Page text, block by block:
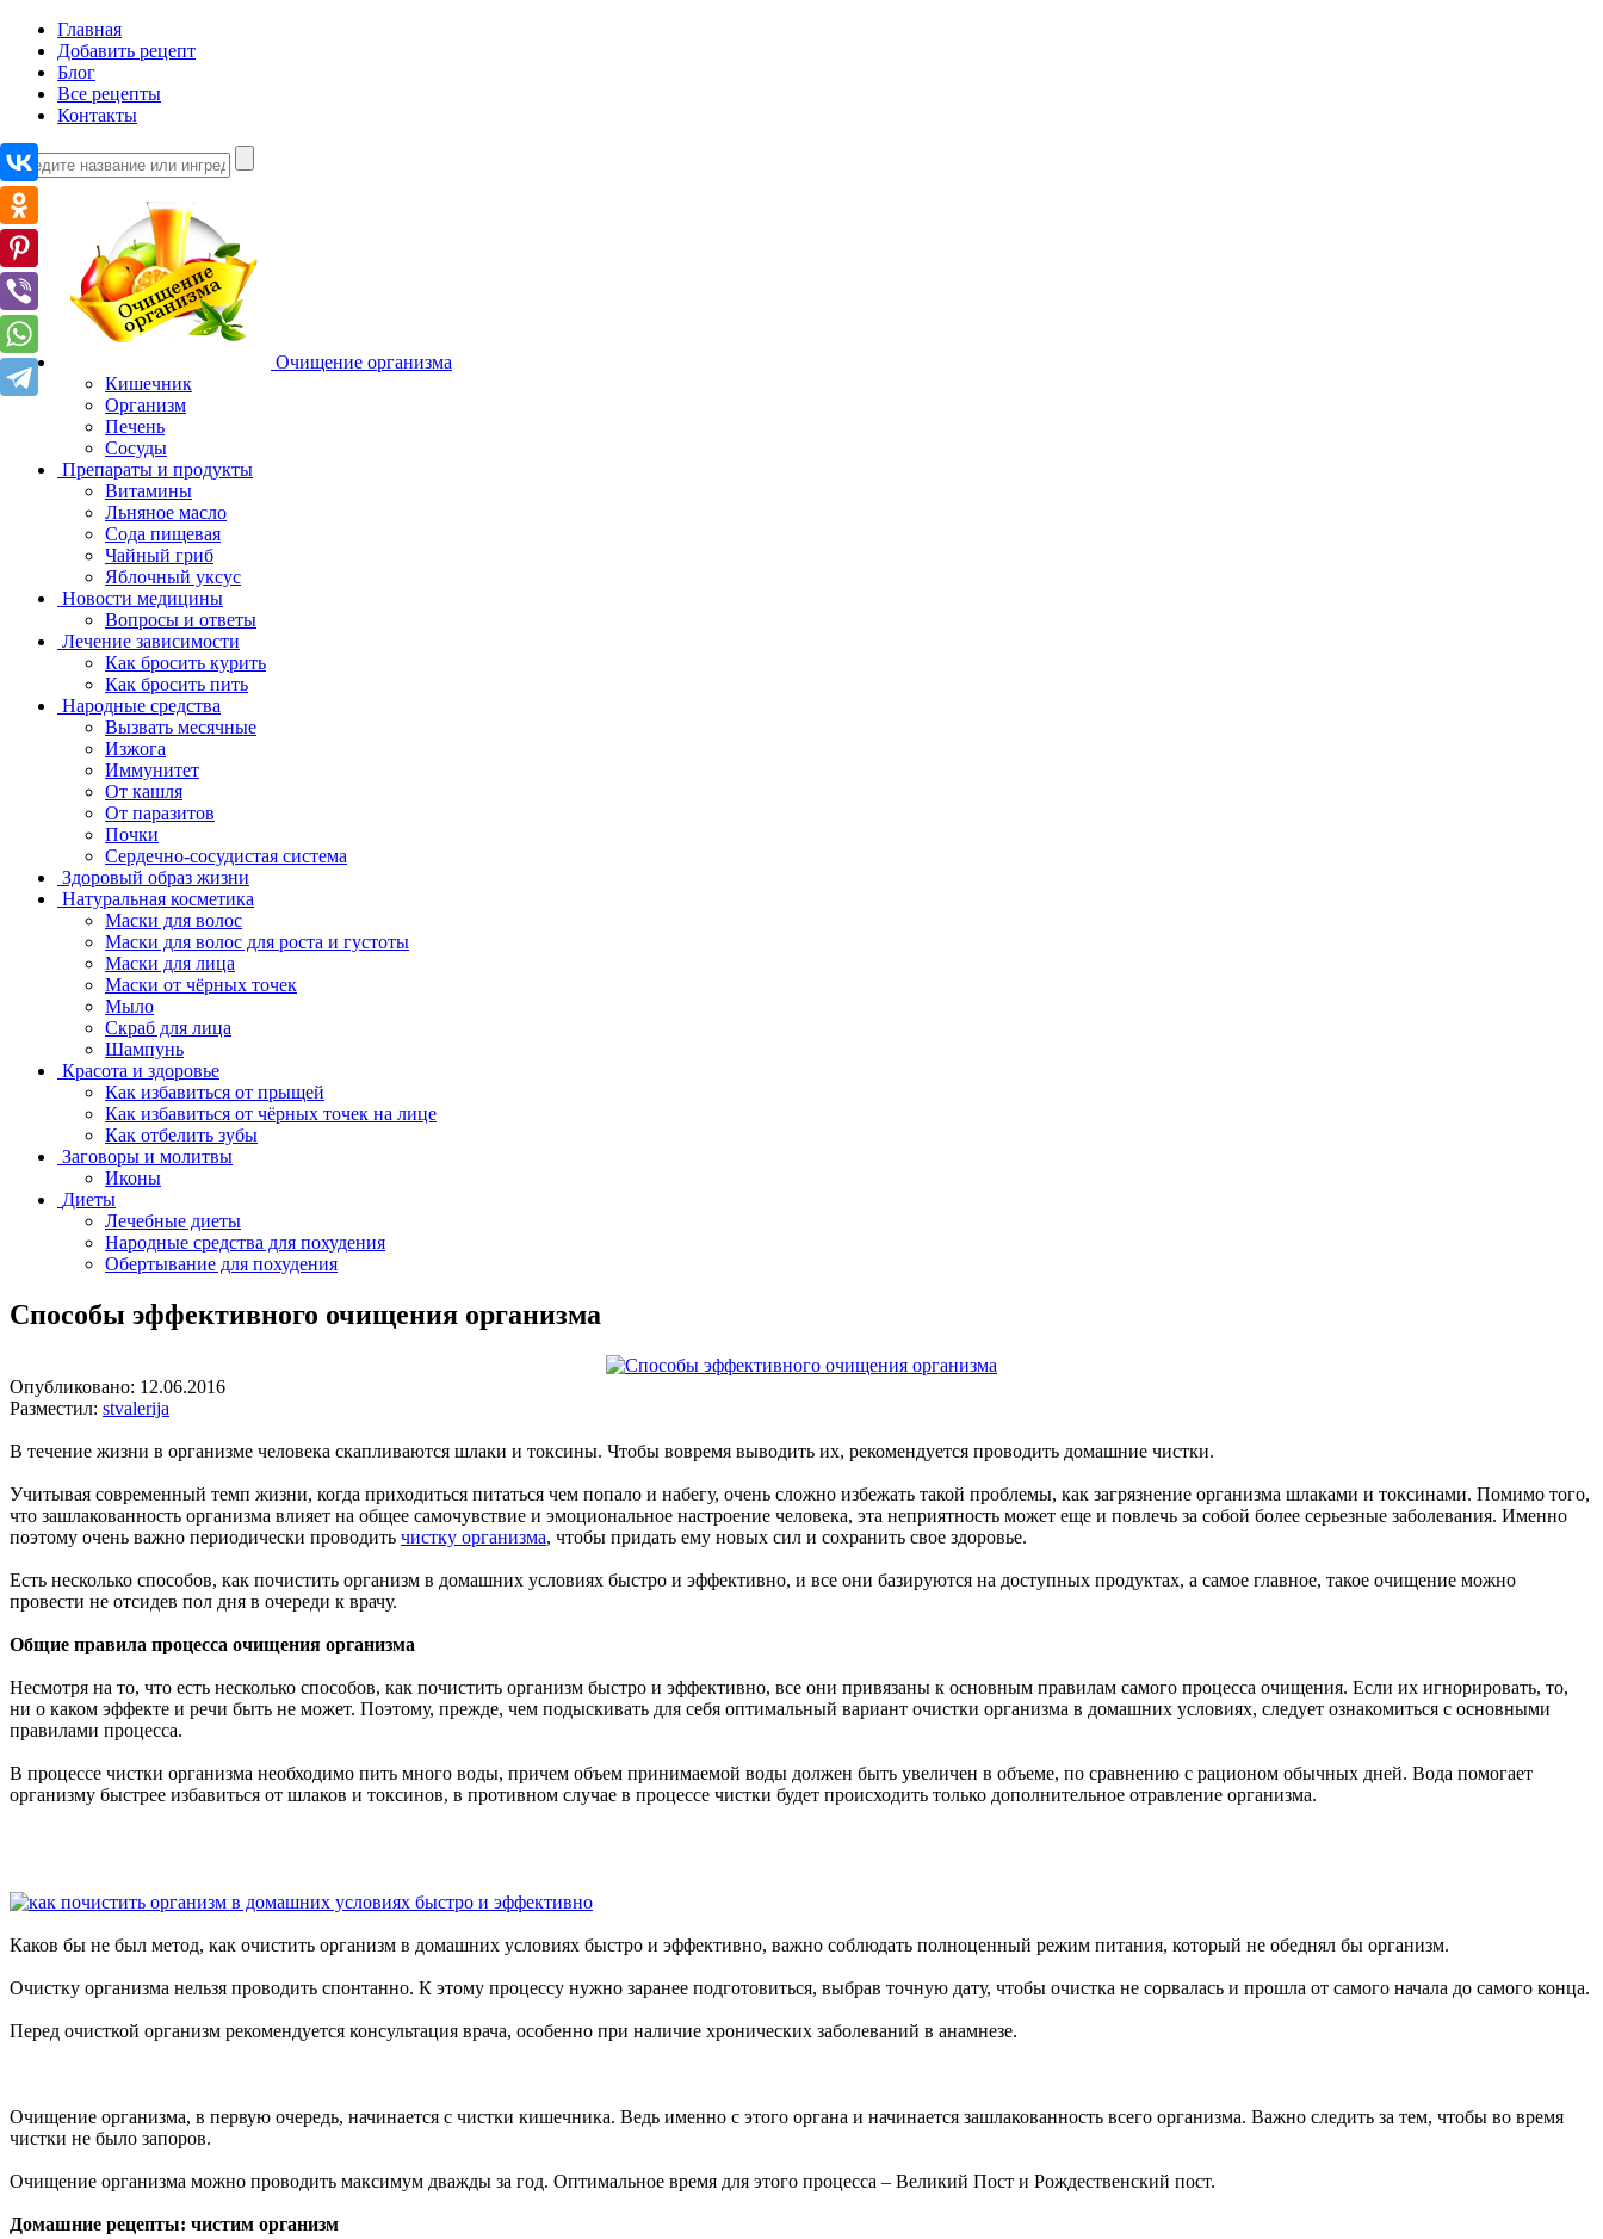
Главная
Добавить рецепт
Блог
Все рецепты
Контакты
Очищение организма
Кишечник
Организм
Печень
Сосуды
Препараты и продукты
Витамины
Льняное масло
Сода пищевая
Чайный гриб
Яблочный уксус
Новости медицины
Вопросы и ответы
Лечение зависимости
Как бросить курить
Как бросить пить
Народные средства
Вызвать месячные
Изжога
Иммунитет
От кашля
От паразитов
Почки
Сердечно-сосудистая система
Здоровый образ жизни
Натуральная косметика
Маски для волос
Маски для волос для роста и густоты
Маски для лица
Маски от чёрных точек
Мыло
Скраб для лица
Шампунь
Красота и здоровье
Как избавиться от прыщей
Как избавиться от чёрных точек на лице
Как отбелить зубы
Заговоры и молитвы
Иконы
Диеты
Лечебные диеты
Народные средства для похудения
Обертывание для похудения
Способы эффективного очищения организма
Опубликовано: 12.06.2016
Разместил: stvalerija
В течение жизни в организме человека скапливаются шлаки и токсины. Чтобы вовремя выводить их, рекомендуется проводить домашние чистки.
Учитывая современный темп жизни, когда приходиться питаться чем попало и набегу, очень сложно избежать такой проблемы, как загрязнение организма шлаками и токсинами. Помимо того,
что зашлакованность организма влияет на общее самочувствие и эмоциональное настроение человека, эта неприятность может еще и повлечь за собой более серьезные заболевания. Именно
поэтому очень важно периодически проводить чистку организма, чтобы придать ему новых сил и сохранить свое здоровье.
Есть несколько способов, как почистить организм в домашних условиях быстро и эффективно, и все они базируются на доступных продуктах, а самое главное, такое очищение можно
провести не отсидев пол дня в очереди к врачу.
Общие правила процесса очищения организма
Несмотря на то, что есть несколько способов, как почистить организм быстро и эффективно, все они привязаны к основным правилам самого процесса очищения. Если их игнорировать, то,
ни о каком эффекте и речи быть не может. Поэтому, прежде, чем подыскивать для себя оптимальный вариант очистки организма в домашних условиях, следует ознакомиться с основными
правилами процесса.
В процессе чистки организма необходимо пить много воды, причем объем принимаемой воды должен быть увеличен в объеме, по сравнению с рационом обычных дней. Вода помогает
организму быстрее избавиться от шлаков и токсинов, в противном случае в процессе чистки будет происходить только дополнительное отравление организма.
Каков бы не был метод, как очистить организм в домашних условиях быстро и эффективно, важно соблюдать полноценный режим питания, который не обеднял бы организм.
Очистку организма нельзя проводить спонтанно. К этому процессу нужно заранее подготовиться, выбрав точную дату, чтобы очистка не сорвалась и прошла от самого начала до самого конца.
Перед очисткой организм рекомендуется консультация врача, особенно при наличие хронических заболеваний в анамнезе.
Очищение организма, в первую очередь, начинается с чистки кишечника. Ведь именно с этого органа и начинается зашлакованность всего организма. Важно следить за тем, чтобы во время
чистки не было запоров.
Очищение организма можно проводить максимум дважды за год. Оптимальное время для этого процесса – Великий Пост и Рождественский пост.
Домашние рецепты: чистим организм